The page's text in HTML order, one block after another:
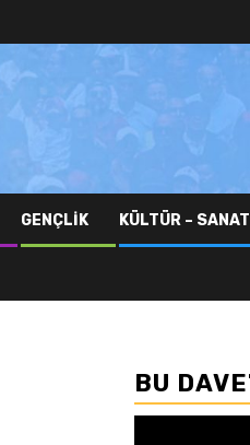
GENÇLIK KÜLTÜR – SANAT
BU